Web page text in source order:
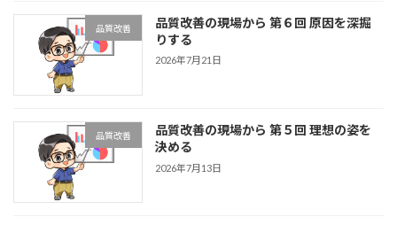
品質改善
品質改善の現場から 第６回 原因を深掘
りする
2026年7月21日
品質改善
品質改善の現場から 第５回 理想の姿を
決める
2026年7月13日